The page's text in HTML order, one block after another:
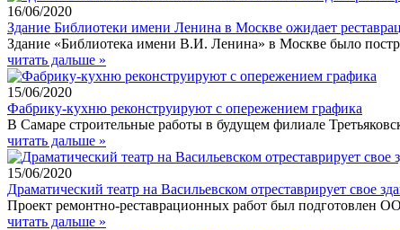
16/06/2020
Здание Библиотеки имени Ленина в Москве ожидает
Здание «Библиотека имени В.И. Ленина» в Москве было
читать дальше »
15/06/2020
Фабрику-кухню реконструируют с опережением графика
В Самаре строительные работы в будущем филиале
читать дальше »
15/06/2020
Драматический театр на Васильевском отреставрирует свое
Проект ремонтно-реставрационных работ был подготовлен
читать дальше »